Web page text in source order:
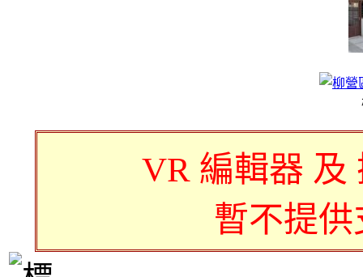
VR 編輯器 及
暫不提